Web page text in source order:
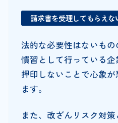
請求書を受理してもらえな
法的な必要性はないも
慣習として行っている企
押印しないことで心象
ます。
また、改ざんリスク対